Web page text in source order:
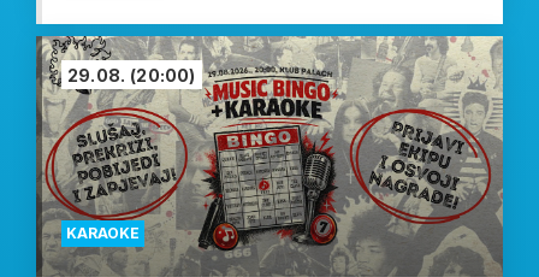
KARAOKE
29.08. (20:00)